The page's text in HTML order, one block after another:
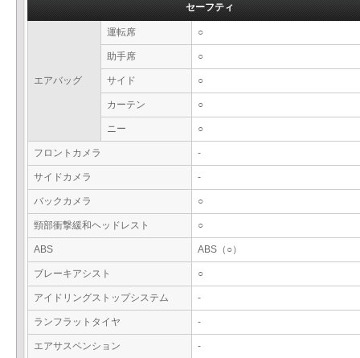
セーフティ
エアバッグ
運転席 ○
助手席 ○
サイド ○
カーテン ○
ニー ○
フロントカメラ -
サイドカメラ -
バックカメラ ○
頸部衝撃緩和ヘッドレスト ○
ABS ABS（○）
ブレーキアシスト ○
アイドリングストップシステム -
ランフラットタイヤ -
エアサスペンション -